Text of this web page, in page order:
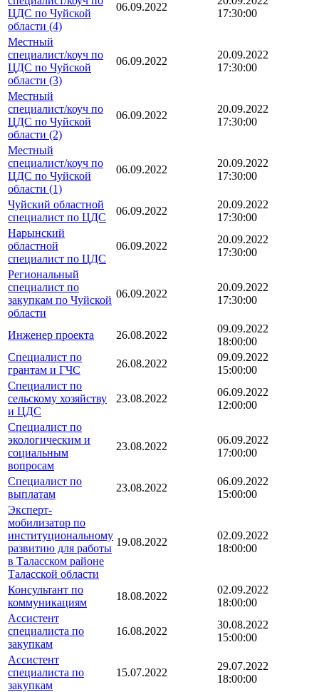
ЦДС по Чуйской
области (4)
06.09.2022
17:30:00
Местный
специалист/коуч по
ЦДС по Чуйской
области (3)
06.09.2022
20.09.2022
17:30:00
Местный
специалист/коуч по
ЦДС по Чуйской
области (2)
06.09.2022
20.09.2022
17:30:00
Местный
специалист/коуч по
ЦДС по Чуйской
области (1)
06.09.2022
20.09.2022
17:30:00
Чуйский областной
специалист по ЦДС
06.09.2022
20.09.2022
17:30:00
Нарынский
областной
специалист по ЦДС
06.09.2022
20.09.2022
17:30:00
Региональный
специалист по
закупкам по Чуйской
области
06.09.2022
20.09.2022
17:30:00
Инженер проекта 26.08.2022
09.09.2022
18:00:00
Специалист по
грантам и ГЧС
26.08.2022
09.09.2022
15:00:00
Специалист по
сельскому хозяйству
и ЦДС
23.08.2022
06.09.2022
12:00:00
Специалист по
экологическим и
социальным
вопросам
23.08.2022
06.09.2022
17:00:00
Специалист по
выплатам
23.08.2022
06.09.2022
15:00:00
Эксперт-
мобилизатор по
институциональному
развитию для работы
в Таласском районе
Таласской области
19.08.2022
02.09.2022
18:00:00
Консультант по
коммуникациям
18.08.2022
02.09.2022
18:00:00
Ассистент
специалиста по
закупкам
16.08.2022
30.08.2022
15:00:00
Ассистент
специалиста по
закупкам
15.07.2022
29.07.2022
18:00:00